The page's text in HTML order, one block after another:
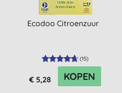
Ecodoo Citroenzuur
(15)
€ 5,28 KOPEN